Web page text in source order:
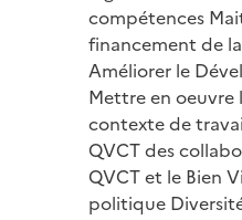
compétences
financement de
Améliorer le
Mettre en
contexte de
QVCT des
QVCT et le Bien
politique